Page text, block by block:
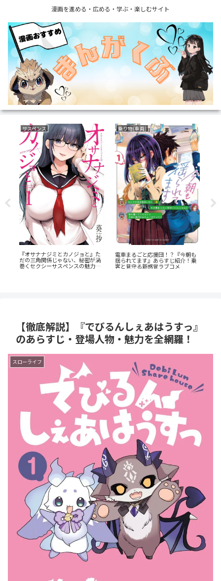
漫画を進める・広める・学ぶ・楽しむサイト
サスペンス
『オサナナジミとカノジョと』た
だの三角関係じゃない、秘密が渦
巻くセクシーサスペンスの魅力と
乗り物(車両)
電車まるごと応援団！？『今朝も
揺られてます』あらすじ紹介！乗
客と見守る新感覚ラブコメ
【徹底解説】『でびるんしぇあはうすっ』
のあらすじ・登場人物・魅力を全網羅！
スローライフ